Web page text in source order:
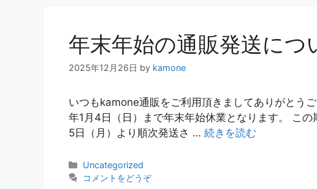
年末年始の通販発送につ
2025年12月26日 by kamone
いつもkamone通販をご利用頂きましてありがとう
年1月4日（日）まで年末年始休業となります。 こ
5日（月）より順次発送さ … 続きを読む
Uncategorized
コメントをどうぞ